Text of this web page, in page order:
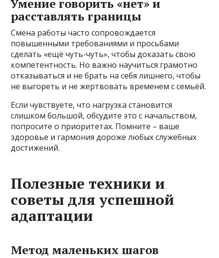
Умение говорить «нет» и
расставлять границы
Смена работы часто сопровождается
повышенными требованиями и просьбами
сделать «ещё чуть-чуть», чтобы доказать свою
компетентность. Но важно научиться грамотно
отказываться и не брать на себя лишнего, чтобы
не выгореть и не жертвовать временем с семьёй.
Если чувствуете, что нагрузка становится
слишком большой, обсудите это с начальством,
попросите о приоритетах. Помните – ваше
здоровье и гармония дороже любых служебных
достижений.
Полезные техники и
советы для успешной
адаптации
Метод маленьких шагов